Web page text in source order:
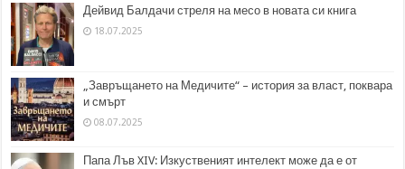
Дейвид Балдачи стреля на месо в новата си книга
18.07.2025
„Завръщането на Медичите“ – история за власт, поквара
и смърт
08.07.2025
Папа Лъв XIV: Изкуственият интелект може да е от